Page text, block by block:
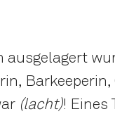
ausgelagert
(lacht)! Eines